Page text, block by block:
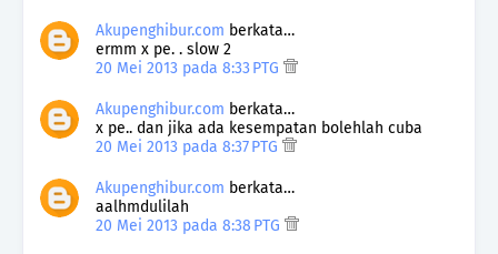
Akupenghibur.com berkata…
ermm x pe. . slow 2
20 Mei 2013 pada 8:33 PTG
Akupenghibur.com berkata…
x pe.. dan jika ada kesempatan bolehlah cuba
20 Mei 2013 pada 8:37 PTG
Akupenghibur.com berkata…
aalhmdulilah
20 Mei 2013 pada 8:38 PTG